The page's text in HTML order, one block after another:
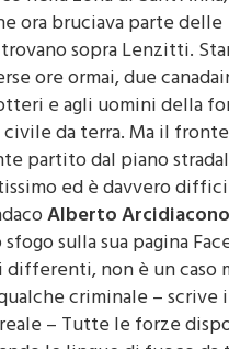
sopra Lenzitti. Stano
ore ormai, due
e agli uomini della
da terra. Ma il
partito dal piano
ed è davvero
Alberto Arcidiacono
sulla sua pagina
differenti, non è un caso
criminale – scrive il
– Tutte le forze
le lingue di fuoco da